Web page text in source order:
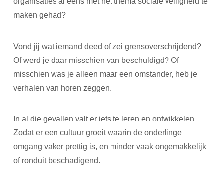
maken gehad?
Vond jij wat iemand deed of zei grensoverschrijdend?
Of werd je daar misschien van beschuldigd? Of
misschien was je alleen maar een omstander, heb je
verhalen van horen zeggen.
In al die gevallen valt er iets te leren en ontwikkelen.
Zodat er een cultuur groeit waarin de onderlinge
omgang vaker prettig is, en minder vaak ongemakkelijk
of ronduit beschadigend.